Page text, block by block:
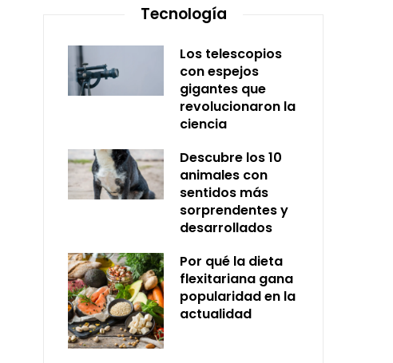
Tecnología
Los telescopios
con espejos
gigantes que
revolucionaron la
ciencia
Descubre los 10
animales con
sentidos más
sorprendentes y
desarrollados
Por qué la dieta
flexitariana gana
popularidad en la
actualidad